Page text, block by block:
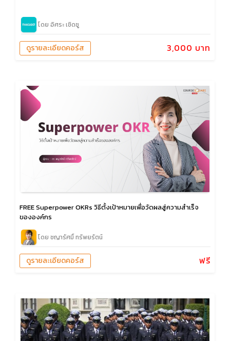
โดย อิศระ เชิดชู
3,000 บาท
ดูรายละเอียดคอร์ส
FREE Superpower OKRs วิธีตั้งเป้าหมายเพื่อวัดผลสู่ความสำเร็จ
ขององค์กร
โดย ชญารัศมิ์ ทรัพยรัตน์
ฟรี
ดูรายละเอียดคอร์ส